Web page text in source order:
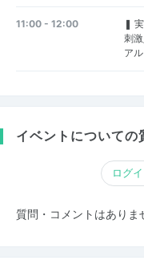
11:00 - 12:00
❚
刺
ア
イベントについての
ログ
質問・コメントはありま